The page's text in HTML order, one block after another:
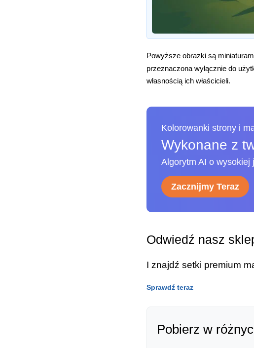
Powyższe obrazki są
przeznaczona wyłącznie do
własnością ich właścicieli.
Kolorowanki strony i
Wykonane z
Algorytm AI o wysokiej
Zacznijmy Teraz
Odwiedź nasz
I znajdź setki premium
Sprawdź teraz
Pobierz w